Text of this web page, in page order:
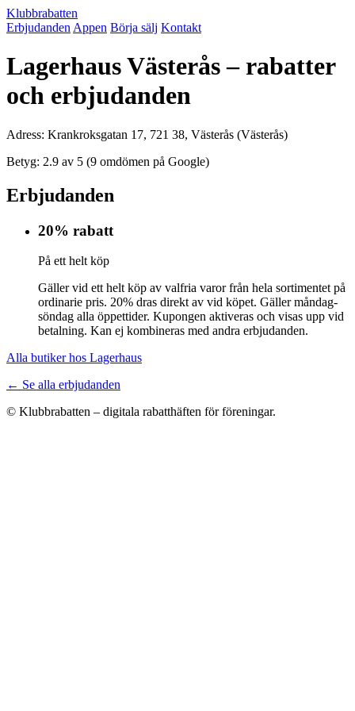
Klubbrabatten
Erbjudanden Appen Börja sälj Kontakt
Lagerhaus Västerås – rabatter
och erbjudanden
Adress: Krankroksgatan 17, 721 38, Västerås (Västerås)
Betyg: 2.9 av 5 (9 omdömen på Google)
Erbjudanden
20% rabatt
På ett helt köp
Gäller vid ett helt köp av valfria varor från hela sortimentet på
ordinarie pris. 20% dras direkt av vid köpet. Gäller måndag-
söndag alla öppettider. Kupongen aktiveras och visas upp vid
betalning. Kan ej kombineras med andra erbjudanden.
Alla butiker hos Lagerhaus
← Se alla erbjudanden
© Klubbrabatten – digitala rabatthäften för föreningar.